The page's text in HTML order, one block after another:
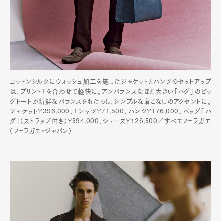
コットンシルクにウォッシュ加工を施したジャケットとパンツのセットアップ
は、プリントTを合わせて軽快に。アンバランスなほど大きい「ハグ」のビッ
グトートが新鮮なバランスをもたらし、シンプルな着こなしのアクセントに。
ジャケット¥396,000、Tシャツ¥71,500、パンツ¥176,000、バッグ「ハ
グ」（ストラップ付き）¥594,000、シューズ¥126,500／すべてフェラガモ
（フェラガモ・ジャパン）